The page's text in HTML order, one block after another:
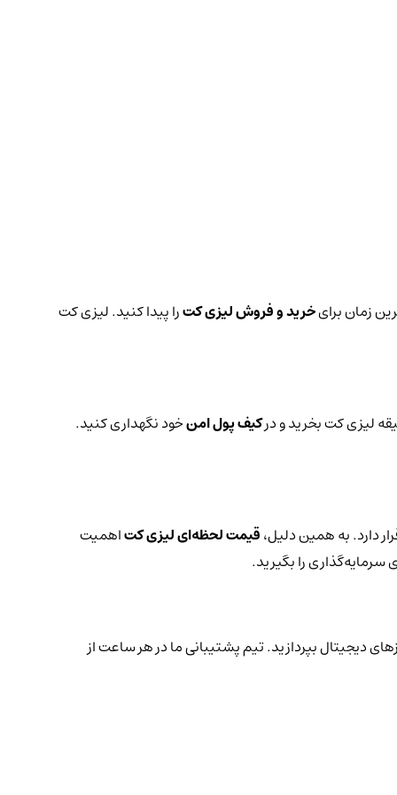
زمان برایخرید و فروش لیزی کترا پیدا کنید. لیزی کت
لیزی کت بخرید و درکیف پول امنخود نگهداری کنید.
دارد. به همین دلیل،قیمت لحظه‌ای لیزی کتاهمیت
را بگیرید.
دیجیتال بپردازید. تیم پشتیبانی ما در هر ساعت از